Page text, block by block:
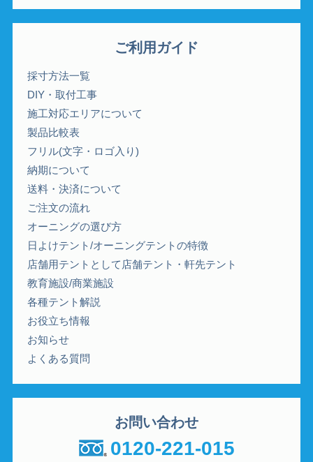
ご利用ガイド
採寸方法一覧
DIY・取付工事
施工対応エリアについて
製品比較表
フリル(文字・ロゴ入り)
納期について
送料・決済について
ご注文の流れ
オーニングの選び方
日よけテント/オーニングテントの特徴
店舗用テントとして店舗テント・軒先テント
教育施設/商業施設
各種テント解説
お役立ち情報
お知らせ
よくある質問
お問い合わせ
0120-221-015